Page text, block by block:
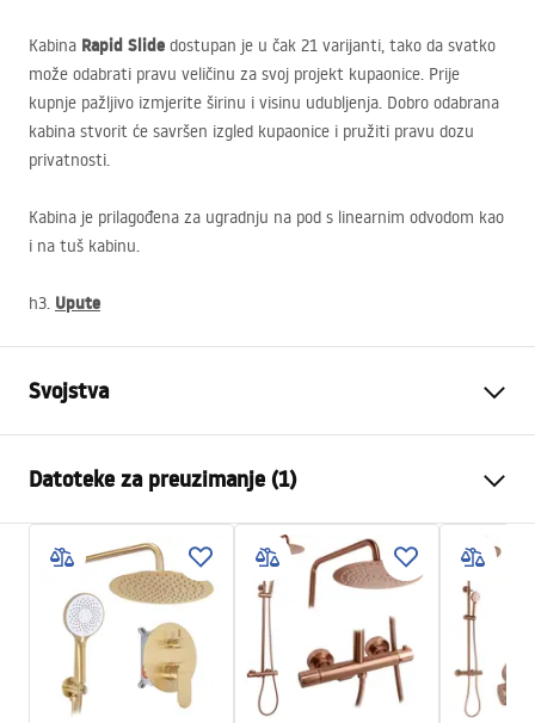
Kabina Rapid Slide dostupan je u čak 21 varijanti, tako da svatko
može odabrati pravu veličinu za svoj projekt kupaonice. Prije
kupnje pažljivo izmjerite širinu i visinu udubljenja. Dobro odabrana
kabina stvorit će savršen izgled kupaonice i pružiti pravu dozu
privatnosti.
Kabina je prilagođena za ugradnju na pod s linearnim odvodom kao
i na tuš kabinu.
h3. Upute
Svojstva
stijenka)
110x80, 110x90, 110x100,
130x80, 130x90, 130x100,
140x80, 140x90, 140x100,
150x80, 150x90, 150x100
Boja
Chrome
Tip kabine
Ugao
Boja stakla
Transparent 6mm
Datoteke za preuzimanje (1)
shower manual
shower manual.pdf